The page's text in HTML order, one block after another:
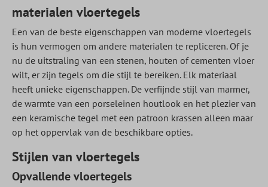
materialen vloertegels
Een van de beste eigenschappen van moderne vloertegels
is hun vermogen om andere materialen te repliceren. Of je
nu de uitstraling van een stenen, houten of cementen vloer
wilt, er zijn tegels om die stijl te bereiken. Elk materiaal
heeft unieke eigenschappen. De verfijnde stijl van marmer,
de warmte van een porseleinen houtlook en het plezier van
een keramische tegel met een patroon krassen alleen maar
op het oppervlak van de beschikbare opties.
Stijlen van vloertegels
Opvallende vloertegels